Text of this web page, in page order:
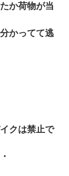
か荷物が当
かってて逃
クは禁止で